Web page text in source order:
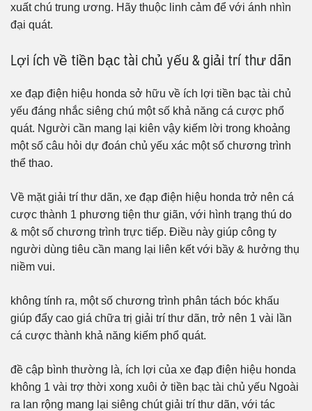
xuất chú trung ương. Hãy thuộc linh cảm để với ánh nhìn
đại quát.
Lợi ích về tiền bạc tài chủ yếu & giải trí thư dãn
xe đạp điện hiệu honda sở hữu về ích lợi tiền bạc tài chủ
yếu đáng nhắc siêng chú một số khả năng cá cược phổ
quát. Người cần mang lại kiên vậy kiếm lời trong khoảng
một số câu hỏi dự đoán chủ yếu xác một số chương trình
thể thao.
Về mặt giải trí thư dãn, xe đạp điện hiệu honda trở nên cá
cược thành 1 phương tiện thư giãn, với hình trạng thú do
& một số chương trình trực tiếp. Điều này giúp công ty
người dùng tiêu cần mang lại liên kết với bầy & hưởng thụ
niềm vui.
không tính ra, một số chương trình phân tách bóc khấu
giúp đẩy cao giá chữa trị giải trí thư dãn, trở nên 1 vài lần
cá cược thành khả năng kiếm phổ quát.
đề cập bình thường là, ích lợi của xe đạp điện hiệu honda
không 1 vài trợ thời xong xuôi ở tiền bạc tài chủ yếu Ngoài
ra lan rộng mang lại siêng chút giải trí thư dãn, với tác